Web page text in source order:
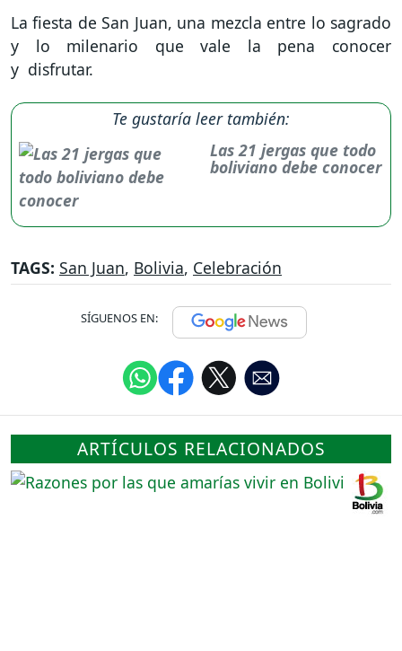
La fiesta de San Juan, una mezcla entre lo sagrado
y lo milenario que vale la pena conocer
y disfrutar.
Te gustaría leer también:
Las 21 jergas que todo
boliviano debe conocer
TAGS: San Juan, Bolivia, Celebración
SÍGUENOS EN:
ARTÍCULOS RELACIONADOS